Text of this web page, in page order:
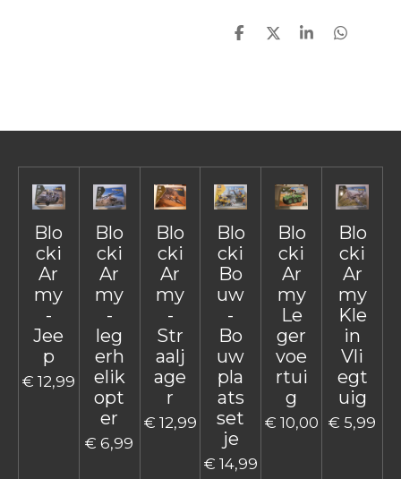
D
D
S
D
Blo
cki
Ar
my
-
Jee
p
€ 12,99
Blo
cki
Ar
my
-
leg
erh
elik
opt
er
€ 6,99
Blo
cki
Ar
my
-
Str
aalj
age
r
€ 12,99
Blo
cki
Bo
uw
-
Bo
uw
pla
ats
set
je
€ 14,99
Blo
cki
Ar
my
Le
ger
voe
rtui
g
€ 10,00
Blo
cki
Ar
my
Kle
in
Vli
egt
uig
€ 5,99